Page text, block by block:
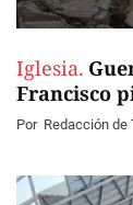
Iglesia.
Francisco
Por Redacción de